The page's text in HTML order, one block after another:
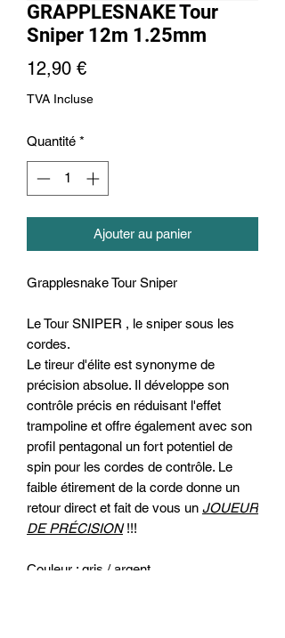
GRAPPLESNAKE Tour
Sniper 12m 1.25mm
12,90 €Prix
TVA Incluse
Quantité *
Ajouter au panier
Grapplesnake Tour Sniper
LeTour SNIPER , le sniper sous les
cordes.
Le tireur d'élite est synonyme de
précision absolue. Il développe son
contrôle précis en réduisant l'effet
trampoline et offre également avec son
profil pentagonal un fort potentiel de
spin pour les cordes de contrôle. Le
faible étirement de la corde donne un
retour direct et fait de vous un JOUEUR
DE PRÉCISION!!!
Couleur : gris / argent